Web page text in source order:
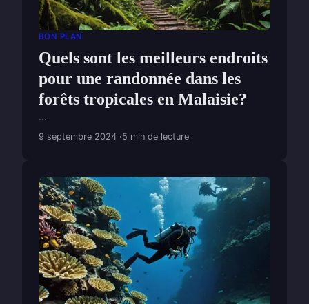
BON PLAN
Quels sont les meilleurs endroits
pour une randonnée dans les
forêts tropicales en Malaisie?
...
9 septembre 2024 5 min de lecture